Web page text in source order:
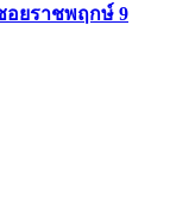
อยราชพฤกษ์ 9